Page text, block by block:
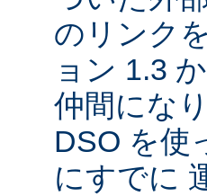
のリンク
ョン 1.3
仲間にな
DSO を使
にすでに